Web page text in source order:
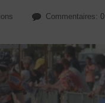
Commentaires: 0